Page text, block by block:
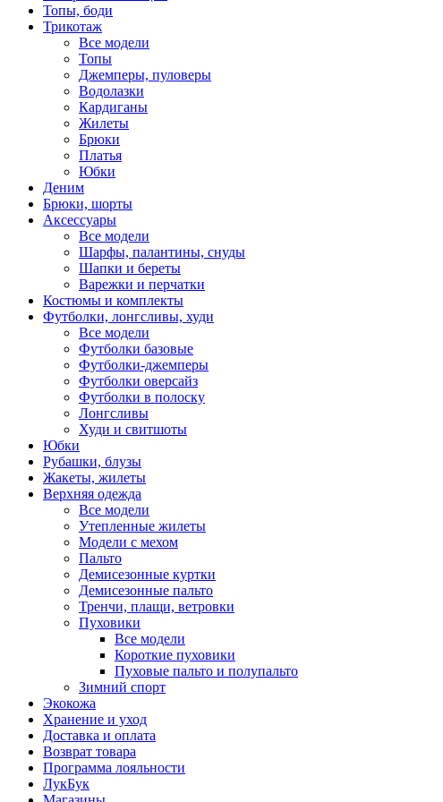
Топы, боди
Трикотаж
Все модели
Топы
Джемперы, пуловеры
Водолазки
Кардиганы
Жилеты
Брюки
Платья
Юбки
Деним
Брюки, шорты
Аксессуары
Все модели
Шарфы, палантины, снуды
Шапки и береты
Варежки и перчатки
Костюмы и комплекты
Футболки, лонгсливы, худи
Все модели
Футболки базовые
Футболки-джемперы
Футболки оверсайз
Футболки в полоску
Лонгсливы
Худи и свитшоты
Юбки
Рубашки, блузы
Жакеты, жилеты
Верхняя одежда
Все модели
Утепленные жилеты
Модели с мехом
Пальто
Демисезонные куртки
Демисезонные пальто
Тренчи, плащи, ветровки
Пуховики
Все модели
Короткие пуховики
Пуховые пальто и полупальто
Зимний спорт
Экокожа
Хранение и уход
Доставка и оплата
Возврат товара
Программа лояльности
ЛукБук